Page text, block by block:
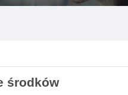
środków